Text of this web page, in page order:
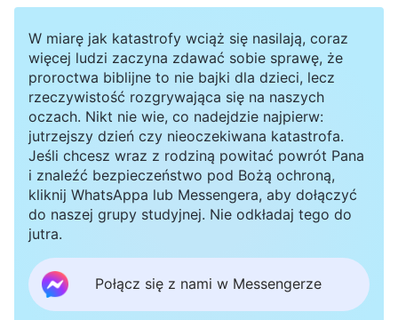
grzechu, od szatana. Jest tak jak mówiBóg
Wszechmogący: „Chociaż Jezus wykonał wiele
pracy wśród ludzi, jedynie wypełnił dzieło
odkupienia całej ludzkości i stał się ofiarą za
grzech człowieka; nie wyzwolił go od jego
zepsutego usposobienia. Pełne uwolnienie
człowieka od wpływu szatana wymagało nie
tylko tego, by Jezus wziął na siebie grzechy
człowieka i stał się ofiarą za grzechy, ale także
wymagało od Boga, aby dokonał większego
dzieła, by całkowicie uwolnić człowieka od jego
W miarę jak katastrofy wciąż się nasilają, coraz
więcej ludzi zaczyna zdawać sobie sprawę, że
proroctwa biblijne to nie bajki dla dzieci, lecz
rzeczywistość rozgrywająca się na naszych
oczach. Nikt nie wie, co nadejdzie najpierw:
jutrzejszy dzień czy nieoczekiwana katastrofa.
Jeśli chcesz wraz z rodziną powitać powrót Pana
i znaleźć bezpieczeństwo pod Bożą ochroną,
kliknij WhatsAppa lub Messengera, aby dołączyć
do naszej grupy studyjnej. Nie odkładaj tego do
jutra.
Połącz się z nami w Messengerze